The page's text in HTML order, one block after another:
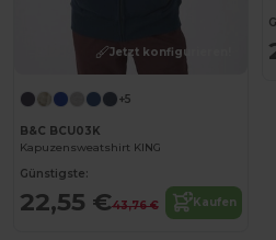
Jetzt konfigurieren!
+5
B&C BCU03K
Kapuzensweatshirt KING
Günstigste:
22,55 €43,76 € Kaufen